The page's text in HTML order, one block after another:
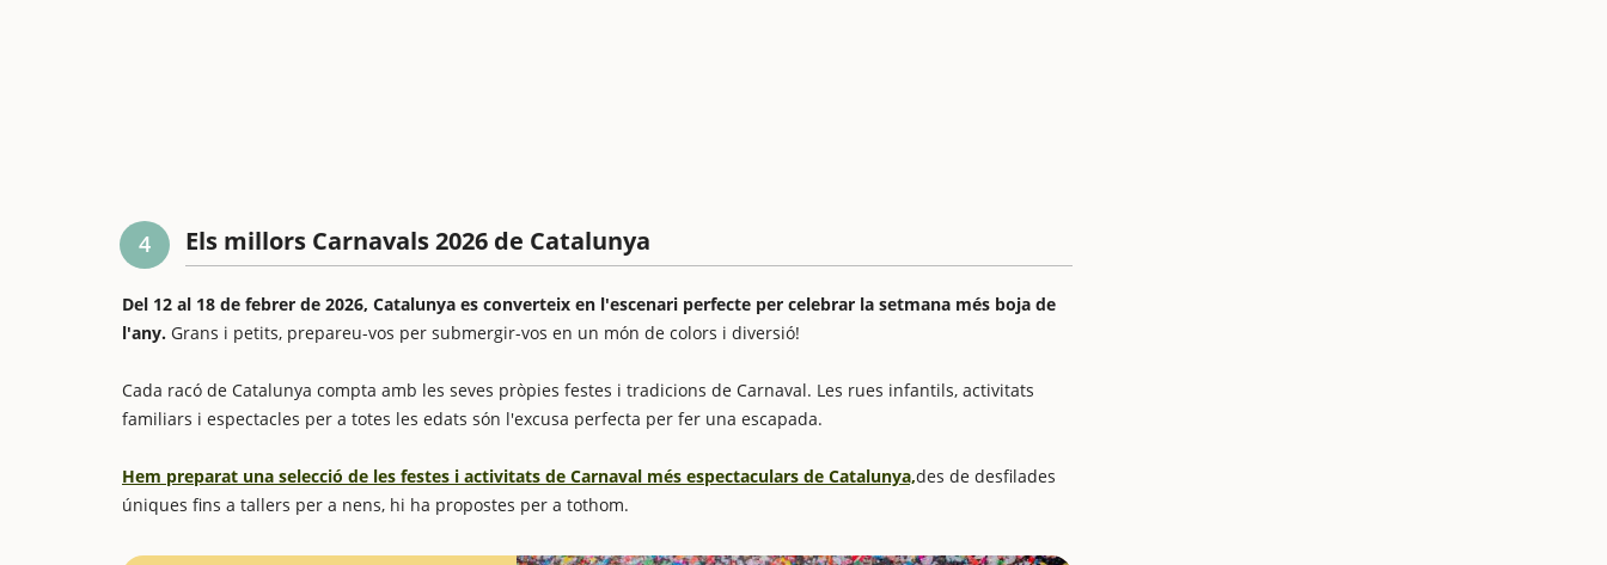
4 Els millors Carnavals 2026 de Catalunya
Del 12 al 18 de febrer de 2026, Catalunya es converteix en l'escenari perfecte per celebrar la setmana més boja de
l'any. Grans i petits, prepareu-vos per submergir-vos en un món de colors i diversió!
Cada racó de Catalunya compta amb les seves pròpies festes i tradicions de Carnaval. Les rues infantils, activitats
familiars i espectacles per a totes les edats són l'excusa perfecta per fer una escapada.
Hem preparat una selecció de les festes i activitats de Carnaval més espectaculars de Catalunya,des de desfilades
úniques fins a tallers per a nens, hi ha propostes per a tothom.